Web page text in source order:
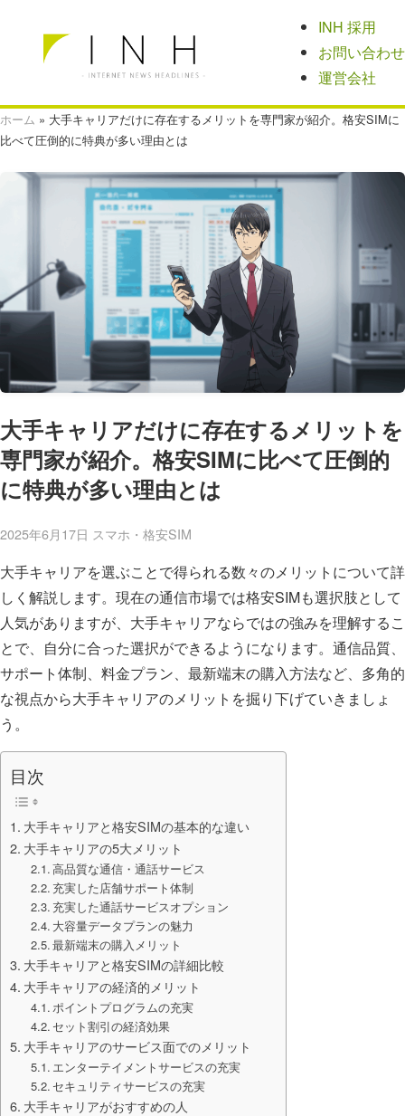
INH 採用
お問い合わせ
運営会社
ホーム » 大手キャリアだけに存在するメリットを専門家が紹介。格安SIMに
比べて圧倒的に特典が多い理由とは
大手キャリアだけに存在するメリットを
専門家が紹介。格安SIMに比べて圧倒的
に特典が多い理由とは
2025年6月17日 スマホ・格安SIM
大手キャリアを選ぶことで得られる数々のメリットについて詳
しく解説します。現在の通信市場では格安SIMも選択肢として
人気がありますが、大手キャリアならではの強みを理解するこ
とで、自分に合った選択ができるようになります。通信品質、
サポート体制、料金プラン、最新端末の購入方法など、多角的
な視点から大手キャリアのメリットを掘り下げていきましょ
う。
目次
大手キャリアと格安SIMの基本的な違い
大手キャリアの5大メリット
高品質な通信・通話サービス
充実した店舗サポート体制
充実した通話サービスオプション
大容量データプランの魅力
最新端末の購入メリット
大手キャリアと格安SIMの詳細比較
大手キャリアの経済的メリット
ポイントプログラムの充実
セット割引の経済効果
大手キャリアのサービス面でのメリット
エンターテイメントサービスの充実
セキュリティサービスの充実
大手キャリアがおすすめの人